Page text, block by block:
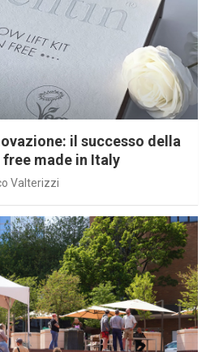
il successo della
made in Italy
Valterizzi